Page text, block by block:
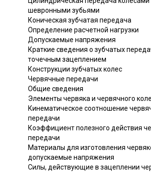
шевронными зубьями
Коническая зубчатая передача
Определение расчетной нагрузки
Допускаемые напряжения
Краткие сведения о зубчатых
точечным зацеплением
Конструкции зубчатых колес
Червячные передачи
Общие сведения
Элементы червяка и червячного
Кинематическое соотношение
передачи
Коэффициент полезного действия
передачи
Материалы для изготовления
допускаемые напряжения
Силы, действующие в зацеплении